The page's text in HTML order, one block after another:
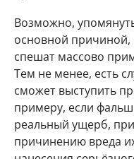
Возможно,
основной причиной,
спешат массово
Тем не менее, есть
сможет выступить
примеру, если
реальный ущерб,
причинению вреда